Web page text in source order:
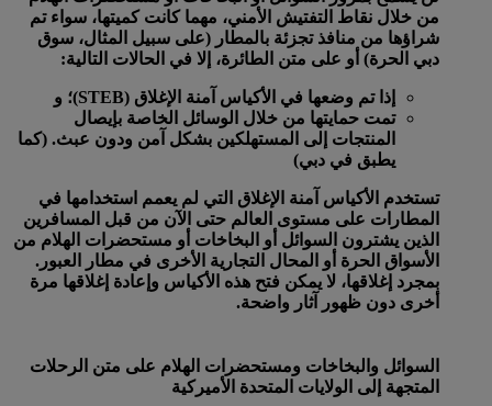
من خلال نقاط التفتيش الأمني، مهما كانت كميتها، سواء تم
شراؤها من منافذ تجزئة بالمطار (على سبيل المثال، سوق
دبي الحرة) أو على متن الطائرة، إلا في الحالات التالية:
إذا تم وضعها في الأكياس آمنة الإغلاق (STEB)؛ و
تمت حمايتها من خلال الوسائل الخاصة بإيصال
المنتجات إلى المستهلكين بشكل آمن ودون عبث. (كما
يطبق في دبي)
تستخدم الأكياس آمنة الإغلاق التي لم يعمم استخدامها في
المطارات على مستوى العالم حتى الآن من قبل المسافرين
الذين يشترون السوائل أو البخاخات أو مستحضرات الهلام من
الأسواق الحرة أو المحال التجارية الأخرى في مطار العبور.
بمجرد إغلاقها، لا يمكن فتح هذه الأكياس وإعادة إغلاقها مرة
أخرى دون ظهور آثار واضحة.
السوائل والبخاخات ومستحضرات الهلام على متن الرحلات
المتجهة إلى الولايات المتحدة الأميركية